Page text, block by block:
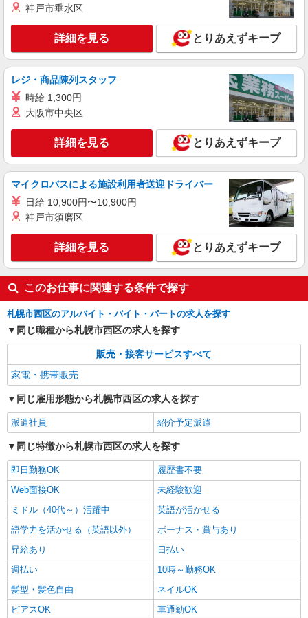
ケーズデンキ 発寒店
家電店での接客販売サポート
帯による加給制度：平日・土曜の17時以降、また
は日曜・祝日の終日は勤務1時間につき50円加給）
※加給制度は学生スタッフ対象外です
北海道札幌市西区発寒十三条14丁目1078-15
詳細を見る
神戸市垂水区
詳細を見る とりあえずキープ
レジ・商品陳列スタッフ
時給 1,300円
大阪市中央区
詳細を見る とりあえずキープ
マイクロバスによる施設利用者送迎ドライバー
日給 10,900円〜10,900円
神戸市須磨区
詳細を見る とりあえずキープ
このお仕事に関連する条件で探す
札幌市西区のアルバイト・バイト・パートの求人を探す
同じ職種から札幌市西区の求人を探す
販売・接客サービスすべて
家電・携帯販売
同じ雇用形態から札幌市西区の求人を探す
派遣社員 紹介予定派遣
同じ特徴から札幌市西区の求人を探す
即日勤務OK
履歴書不要
Web面接OK
未経験歓迎
ミドル（40代～）活躍中
英語が活かせる
語学力を活かせる（英語以外）
ボーナス・賞与あり
昇給あり
日払い
週払い
10時～勤務OK
髪型・髪色自由
ネイルOK
ピアスOK
車通勤OK